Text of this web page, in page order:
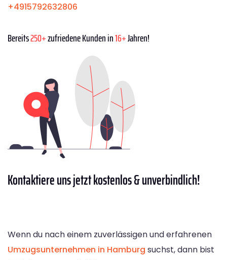
+4915792632806
Bereits250+zufriedene Kunden in16+Jahren!
Kontaktiereuns jetzt kostenlos & unverbindlich!
Wenn du nach einem zuverlässigen und erfahrenen
Umzugsunternehmen in Hamburg suchst, dann bist